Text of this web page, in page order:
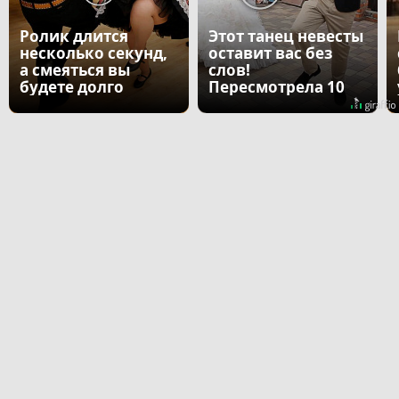
Ролик длится
несколько секунд,
а смеяться вы
будете долго
Этот танец невесты
оставит вас без
слов!
Пересмотрела 10